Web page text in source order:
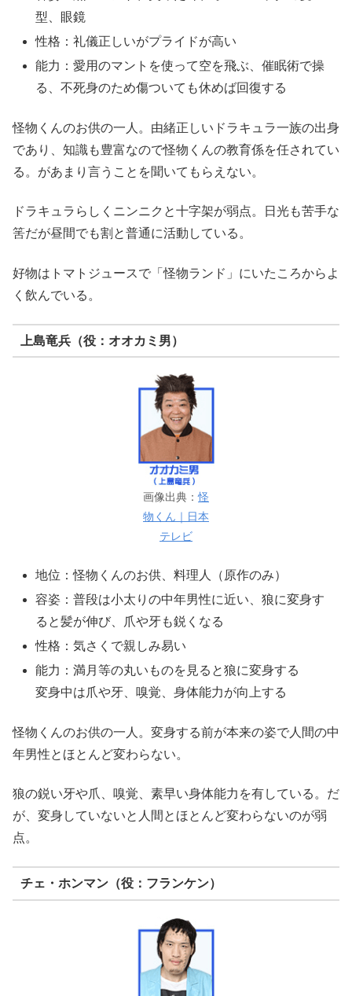
型、眼鏡
性格：礼儀正しいがプライドが高い
能力：愛用のマントを使って空を飛ぶ、催眠術で操
る、不死身のため傷ついても休めば回復する
怪物くんのお供の一人。由緒正しいドラキュラ一族の出身
であり、知識も豊富なので怪物くんの教育係を任されてい
る。があまり言うことを聞いてもらえない。
ドラキュラらしくニンニクと十字架が弱点。日光も苦手な
筈だが昼間でも割と普通に活動している。
好物はトマトジュースで「怪物ランド」にいたころからよ
く飲んでいる。
上島竜兵（役：オオカミ男）
画像出典：怪
物くん｜日本
テレビ
地位：怪物くんのお供、料理人（原作のみ）
容姿：普段は小太りの中年男性に近い、狼に変身す
ると髪が伸び、爪や牙も鋭くなる
性格：気さくで親しみ易い
能力：満月等の丸いものを見ると狼に変身する
変身中は爪や牙、嗅覚、身体能力が向上する
怪物くんのお供の一人。変身する前が本来の姿で人間の中
年男性とほとんど変わらない。
狼の鋭い牙や爪、嗅覚、素早い身体能力を有している。だ
が、変身していないと人間とほとんど変わらないのが弱
点。
チェ・ホンマン（役：フランケン）